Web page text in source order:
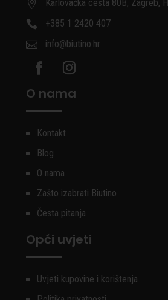

Karlovačka cesta 80B, Zagreb,

+385 1 2420 407

info@biutino.hr
O nama
Kontakt
Blog
O nama
Zašto izabrati Biutino
Česta pitanja
Opći uvjeti
Uvjeti kupovine i korištenja